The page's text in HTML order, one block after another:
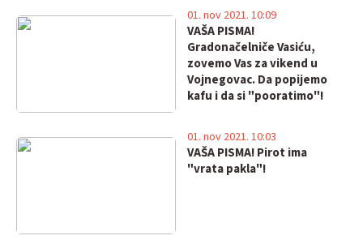
VAŠA PISMA!
Gradonačelniče Vasiću,
zovemo Vas za vikend u
Vojnegovac. Da popijemo
kafu i da si "pooratimo"!
01. nov 2021. 10:09
VAŠA PISMA! Pirot ima
"vrata pakla"!
01. nov 2021. 10:03